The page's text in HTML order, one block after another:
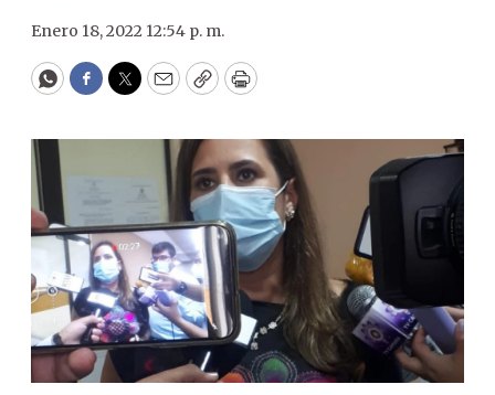
Enero 18, 2022 12:54 p. m.
WhatsApp
Facebook
Twitter
EmailCopyPrint